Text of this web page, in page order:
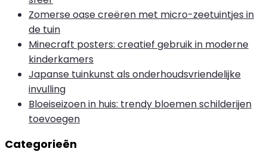
Zomerse oase creëren met micro-zeetuintjes in
de tuin
Minecraft posters: creatief gebruik in moderne
kinderkamers
Japanse tuinkunst als onderhoudsvriendelijke
invulling
Bloeiseizoen in huis: trendy bloemen schilderijen
toevoegen
Categorieën